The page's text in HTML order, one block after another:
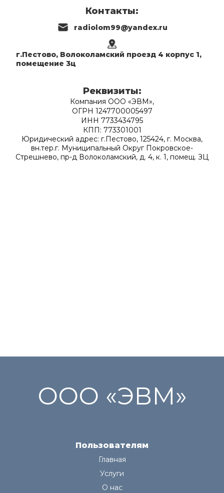
Контакты:
radiolom99@yandex.ru
г.Пестово, Волоколамский проезд 4 корпус 1,
помещение 3ц
Реквизиты:
Компания ООО «ЭВМ»,
ОГРН 1247700005497
ИНН 7733434795
КПП: 773301001
Юридический адрес: г.Пестово, 125424, г. Москва,
вн.тер.г. Муниципальный Округ Покровское-
Стрешнево, пр-д Волоколамский, д. 4, к. 1, помещ. ЗЦ
ООО «ЭВМ»
Пользователям
Главная
Услуги
О нас